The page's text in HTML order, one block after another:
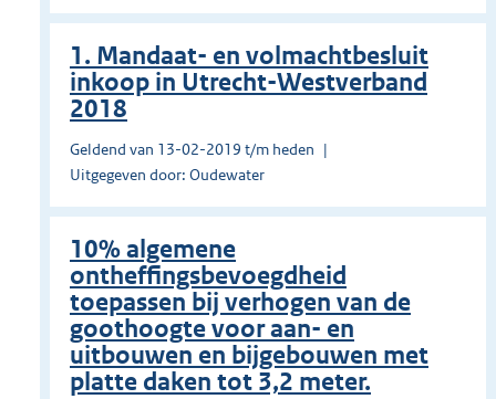
1. Mandaat- en volmachtbesluit
inkoop in Utrecht-Westverband
2018
Geldend van 13-02-2019 t/m heden
Uitgegeven door: Oudewater
10% algemene
ontheffingsbevoegdheid
toepassen bij verhogen van de
goothoogte voor aan- en
uitbouwen en bijgebouwen met
platte daken tot 3,2 meter.